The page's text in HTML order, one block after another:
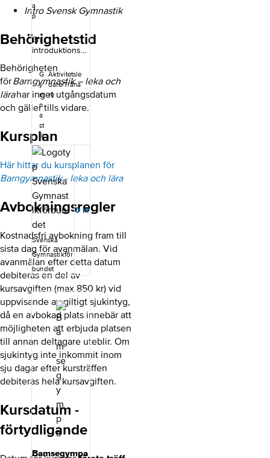
Intro Svensk Gymnastik
Behörighetstid
Behörigheten
förBarngymnastik – leka och
lärahar inget utgångsdatum
och gäller tills vidare.
Kursplan
Här hittar du kursplanen för
Barngymnastik - leka och lära
Avbokningsregler
Kostnadsfri avbokning fram till
sista dag för avanmälan. Vid
avanmälan efter detta datum
debiteras en del av
kursavgiften (max 850 kr) vid
uppvisande av giltigt sjukintyg,
då en avbokad plats innebär att
möjligheten att erbjuda platsen
till annan deltagare uteblir. Om
sjukintyg inte inkommit inom
sju dagar efter kursträffen
debiteras hela kursavgiften.
Kursdatum -
förtydligande
a
p
En
introduktionsku
en första
inblick i Svensk
Gymnastik.
Kursen ger dig
inspiration
oavsett om du
leder träning
eller
organisation.
Kursinnehåll
Genom kursen
får du lära dig
om
gymnastikens
ledarskap,
rörelsemönster
,
uppförandekod
en,
utvecklingsmo
dellen och om
idrottsrörelsen.
Kursupplägg
Kursen består
av digitala
självstudier
som du utför
på egen hand.
För vem Alla
ledare inom
Gymnastikförb
undets
medlemsföreni
ngar ska
Intro Svensk
G
y
m
n
a
st
ik
Aktivitetsle
dare/Träna
re
Svenska
Gymnastikför
bundet
0kr
Bamsegympa